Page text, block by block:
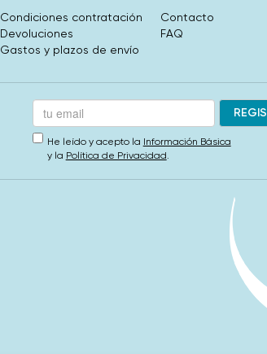
Condiciones contratación
Devoluciones
Gastos y plazos de envío
Contacto
FAQ
He leído y acepto la Información Básica
y la Política de Privacidad.